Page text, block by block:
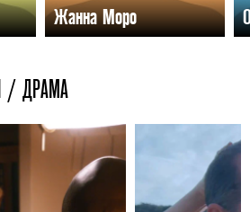
Жанна Моро
/ ДРАМА